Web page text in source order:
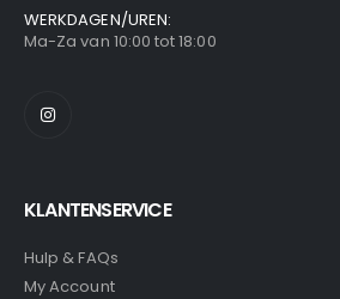
WERKDAGEN/UREN:
Ma-Za van 10:00 tot 18:00
KLANTENSERVICE
Hulp & FAQs
My Account